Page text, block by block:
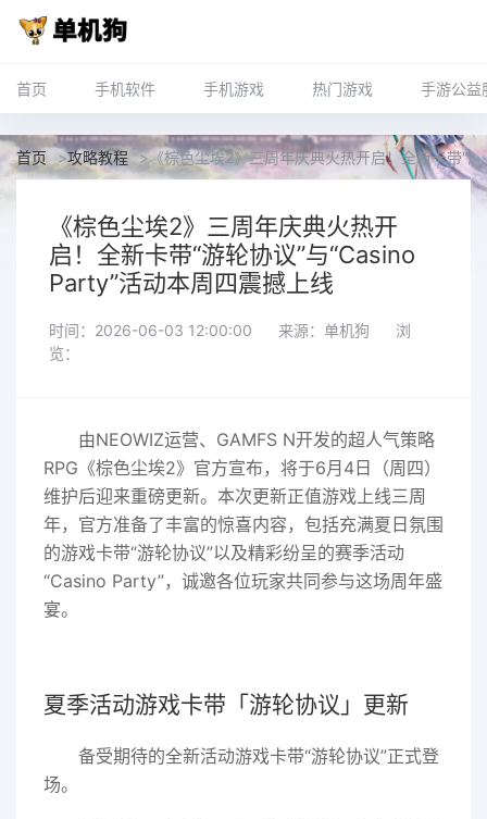
首页 手机软件 手机游戏 热门游戏 手游公益
首页 >攻略教程 >《棕色尘埃2》三周年庆典火热开启！全新卡带“
《棕色尘埃2》三周年庆典火热开
启！全新卡带“游轮协议”与“Casino
Party”活动本周四震撼上线
时间：2026-06-03 12:00:00 来源：单机狗
浏
览：
由NEOWIZ运营、GAMFS N开发的超人气策略
RPG《棕色尘埃2》官方宣布，将于6月4日（周四）
维护后迎来重磅更新。本次更新正值游戏上线三周
年，官方准备了丰富的惊喜内容，包括充满夏日氛围
的游戏卡带“游轮协议”以及精彩纷呈的赛季活动
“Casino Party”，诚邀各位玩家共同参与这场周年盛
宴。
夏季活动游戏卡带「游轮协议」更新
备受期待的全新活动游戏卡带“游轮协议”正式登
场。